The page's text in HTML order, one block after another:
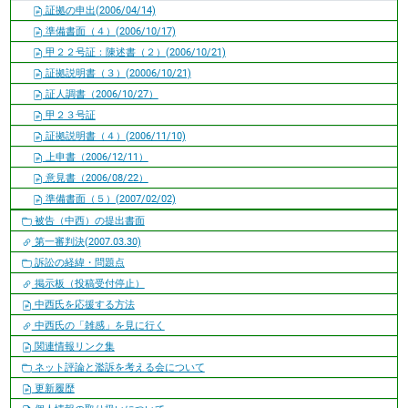
証拠の申出(2006/04/14)
準備書面（４）(2006/10/17)
甲２２号証：陳述書（２）(2006/10/21)
証拠説明書（３）(20006/10/21)
証人調書（2006/10/27）
甲２３号証
証拠説明書（４）(2006/11/10)
上申書（2006/12/11）
意見書（2006/08/22）
準備書面（５）(2007/02/02)
被告（中西）の提出書面
第一審判決(2007.03.30)
訴訟の経緯・問題点
掲示板（投稿受付停止）
中西氏を応援する方法
中西氏の「雑感」を見に行く
関連情報リンク集
ネット評論と濫訴を考える会について
更新履歴